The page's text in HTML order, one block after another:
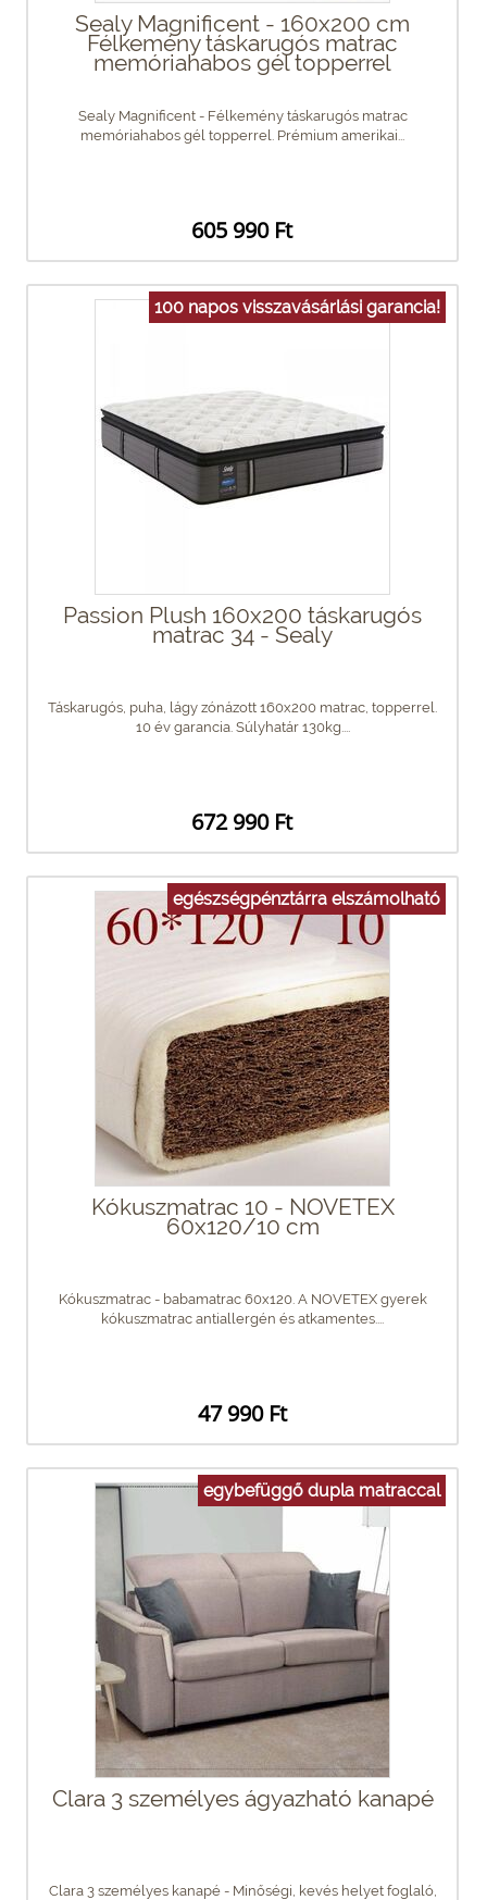
Sealy Magnificent - 160x200 cm
Félkemény táskarugós matrac
memóriahabos gél topperrel
Sealy Magnificent - Félkemény táskarugós matrac
memóriahabos gél topperrel. Prémium amerikai...
605 990 Ft
100 napos visszavásárlási garancia!
Passion Plush 160x200 táskarugós
matrac 34 - Sealy
Táskarugós, puha, lágy zónázott 160x200 matrac, topperrel.
10 év garancia. Súlyhatár 130kg....
672 990 Ft
egészségpénztárra elszámolható
Kókuszmatrac 10 - NOVETEX
60x120/10 cm
Kókuszmatrac - babamatrac 60x120. A NOVETEX gyerek
kókuszmatrac antiallergén és atkamentes....
47 990 Ft
egybefüggő dupla matraccal
Clara 3 személyes ágyazható kanapé
Clara 3 személyes kanapé - Minőségi, kevés helyet foglaló,